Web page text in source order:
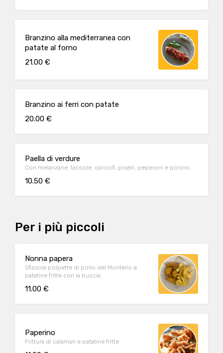
Branzino alla mediterranea con
patate al forno
21.00 €
Branzino ai ferri con patate
20.00 €
Paella di verdure
Con melanzane, taccole, carciofi, piselli, peperoni e porcini.
10.50 €
Per i più piccoli
Nonna papera
Sfiziose polpette di pollo del Montello e
patatine fritte con la buccia.
11.00 €
Paperino
Frittura di calamari e patatine fritte